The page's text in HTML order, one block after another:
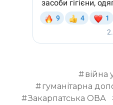
війна
гуманітарна
Закарпатська ОВА